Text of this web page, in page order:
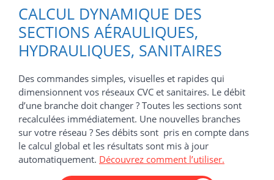
CALCUL DYNAMIQUE DES
SECTIONS AÉRAULIQUES,
HYDRAULIQUES, SANITAIRES
Des commandes simples, visuelles et rapides qui
dimensionnent vos réseaux CVC et sanitaires. Le débit
d’une branche doit changer ? Toutes les sections sont
recalculées immédiatement. Une nouvelles branches
sur votre réseau ? Ses débits sont pris en compte dans
le calcul global et les résultats sont mis à jour
automatiquement. Découvrez comment l’utiliser.